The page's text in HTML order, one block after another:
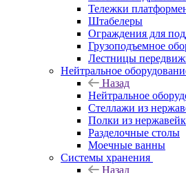
Тележки
Штабелеры
Ограждения для
Грузоподъемное
Лестницы
Нейтральное
Назад
Нейтральное
Стеллажи из
Полки из
Разделочные столы
Моечные ванны
Системы хранения
Назад